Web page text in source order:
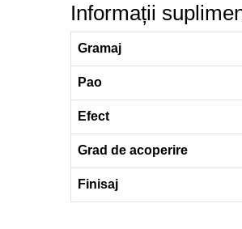
Informații
Gramaj
Pao
Efect
Grad de acoperire
Finisaj